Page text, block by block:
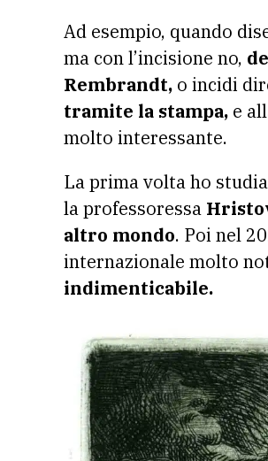
Ad esempio, quando
ma con l’incisione no,
Rembrandt, o incidi
tramite la stampa, e
molto interessante.
La prima volta ho
la professoressa
altro mondo. Poi nel
internazionale molto
indimenticabile.